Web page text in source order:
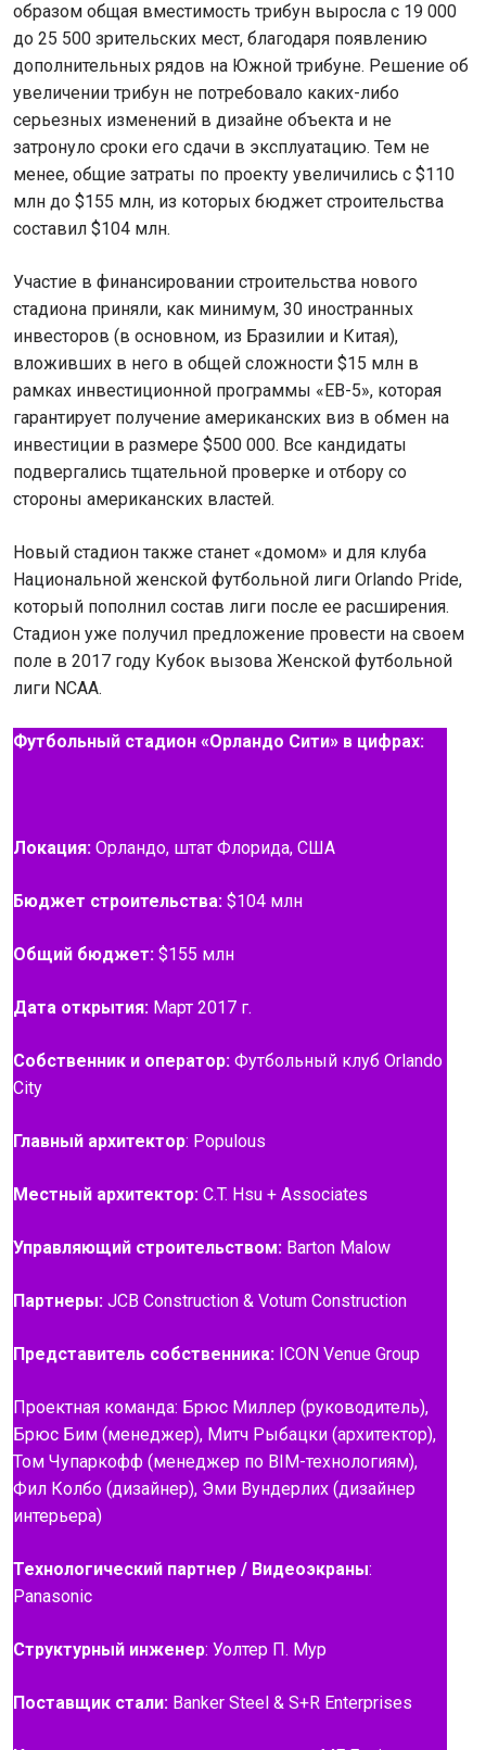
образом общая вместимость трибун выросла с 19 000
до 25 500 зрительских мест, благодаря появлению
дополнительных рядов на Южной трибуне. Решение об
увеличении трибун не потребовало каких-либо
серьезных изменений в дизайне объекта и не
затронуло сроки его сдачи в эксплуатацию. Тем не
менее, общие затраты по проекту увеличились с $110
млн до $155 млн, из которых бюджет строительства
составил $104 млн.
Участие в финансировании строительства нового
стадиона приняли, как минимум, 30 иностранных
инвесторов (в основном, из Бразилии и Китая),
вложивших в него в общей сложности $15 млн в
рамках инвестиционной программы «EB-5», которая
гарантирует получение американских виз в обмен на
инвестиции в размере $500 000. Все кандидаты
подвергались тщательной проверке и отбору со
стороны американских властей.
Новый стадион также станет «домом» и для клуба
Национальной женской футбольной лиги Orlando Pride,
который пополнил состав лиги после ее расширения.
Стадион уже получил предложение провести на своем
поле в 2017 году Кубок вызова Женской футбольной
лиги NCAA.
Футбольный стадион «Орландо Сити» в цифрах:
Локация: Орландо, штат Флорида, США
Бюджет строительства: $104 млн
Общий бюджет: $155 млн
Дата открытия: Март 2017 г.
Собственник и оператор: Футбольный клуб Orlando
City
Главный архитектор: Populous
Местный архитектор: C.T. Hsu + Associates
Управляющий строительством: Barton Malow
Партнеры: JCB Construction & Votum Construction
Представитель собственника: ICON Venue Group
Проектная команда: Брюс Миллер (руководитель),
Брюс Бим (менеджер), Митч Рыбацки (архитектор),
Том Чупаркофф (менеджер по BIM-технологиям),
Фил Колбо (дизайнер), Эми Вундерлих (дизайнер
интерьера)
Технологический партнер / Видеоэкраны:
Panasonic
Структурный инженер: Уолтер П. Мур
Поставщик стали: Banker Steel & S+R Enterprises